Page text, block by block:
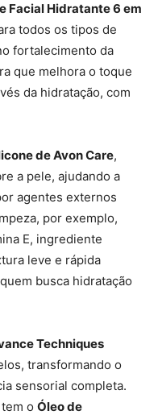
Facial Hidratante 6 em
todos os tipos de
fortalecimento da
que melhora o toque
da hidratação, com
de Avon Care,
a pele, ajudando a
agentes externos
por exemplo,
E, ingrediente
leve e rápida
busca hidratação
Techniques
transformando o
sensorial completa.
o Óleo de